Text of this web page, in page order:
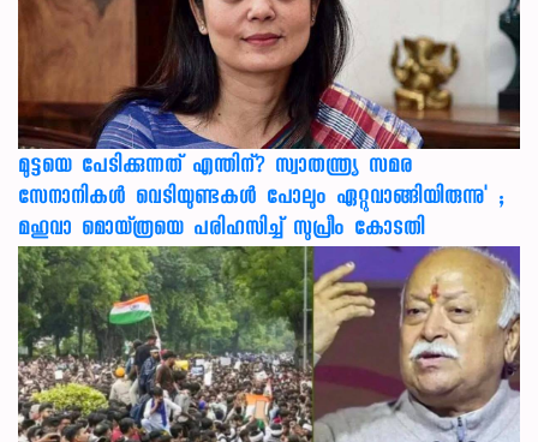
മുട്ടയെ പേടിക്കുന്നത് എന്തിന്? സ്വാതന്ത്ര്യ സമര
സേനാനികൾ വെടിയുണ്ടകൾ പോലും ഏറ്റുവാങ്ങിയിരുന്നു' ;
മഹുവാ മൊയ്ത്രയെ പരിഹസിച്ച് സുപ്രീം കോടതി